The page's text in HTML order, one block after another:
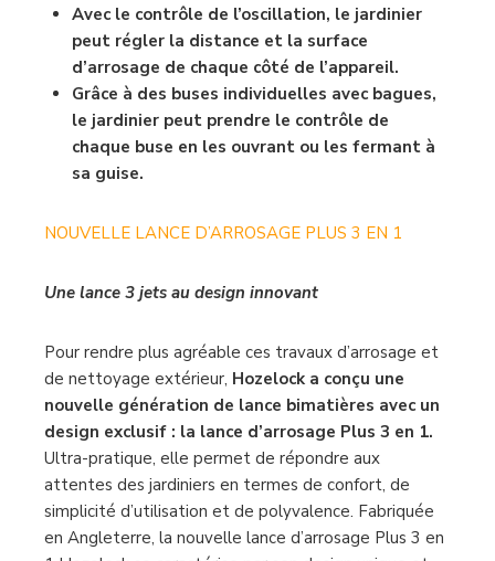
Avec le contrôle de l’oscillation, le jardinier
peut régler la distance et la surface
d’arrosage de chaque côté de l’appareil.
Grâce à des buses individuelles avec bagues,
le jardinier peut prendre le contrôle de
chaque buse en les ouvrant ou les fermant à
sa guise.
NOUVELLE LANCE D’ARROSAGE PLUS 3 EN 1
Une lance 3 jets au design innovant
Pour rendre plus agréable ces travaux d’arrosage et
de nettoyage extérieur, Hozelock a conçu une
nouvelle génération de lance bimatières avec un
design exclusif : la lance d’arrosage Plus 3 en 1.
Ultra-pratique, elle permet de répondre aux
attentes des jardiniers en termes de confort, de
simplicité d’utilisation et de polyvalence. Fabriquée
en Angleterre, la nouvelle lance d’arrosage Plus 3 en